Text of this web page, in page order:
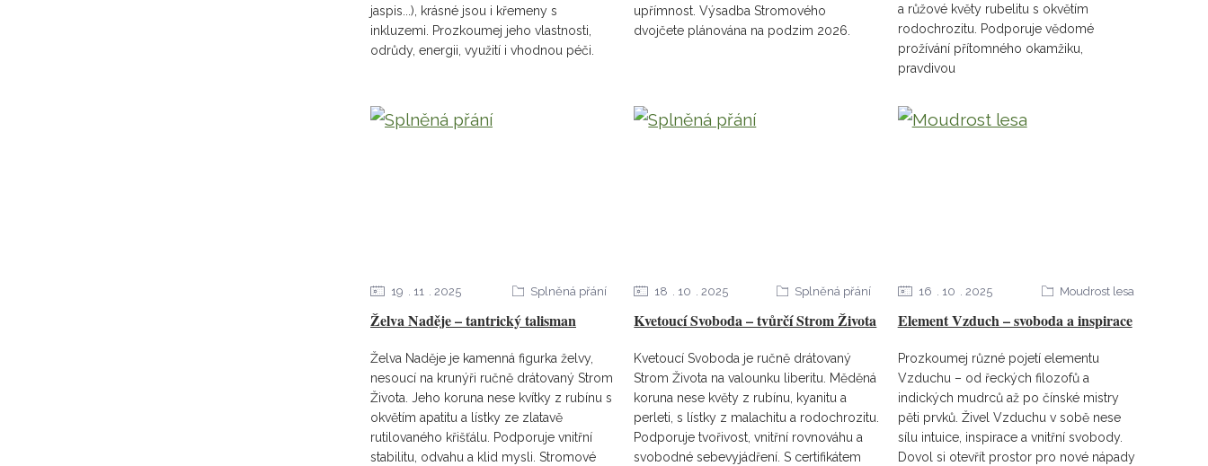
jaspis...), krásné jsou i křemeny s
inkluzemi. Prozkoumej jeho vlastnosti,
odrůdy, energii, využití i vhodnou péči.
upřímnost. Výsadba Stromového
dvojčete plánována na podzim 2026.
a růžové květy rubelitu s okvětím
rodochrozitu. Podporuje vědomé
prožívání přítomného okamžiku,
pravdivou
Želva Naděje – tantrický talisman
19 11 2025 Splněná přání
Želva Naděje je kamenná figurka želvy,
nesoucí na krunýři ručně drátovaný Strom
Života. Jeho koruna nese kvítky z rubínu s
okvětím apatitu a lístky ze zlatavě
rutilovaného křišťálu. Podporuje vnitřní
stabilitu, odvahu a klid mysli. Stromové
Kvetoucí Svoboda – tvůrčí Strom Života
18 10 2025 Splněná přání
Kvetoucí Svoboda je ručně drátovaný
Strom Života na valounku liberitu. Měděná
koruna nese květy z rubínu, kyanitu a
perleti, s lístky z malachitu a rodochrozitu.
Podporuje tvořivost, vnitřní rovnováhu a
svobodné sebevyjádření. S certifikátem
Element Vzduch – svoboda a inspirace
16 10 2025 Moudrost lesa
Prozkoumej různé pojetí elementu
Vzduchu – od řeckých filozofů a
indických mudrců až po čínské mistry
pěti prvků. Živel Vzduchu v sobě nese
sílu intuice, inspirace a vnitřní svobody.
Dovol si otevřít prostor pro nové nápady